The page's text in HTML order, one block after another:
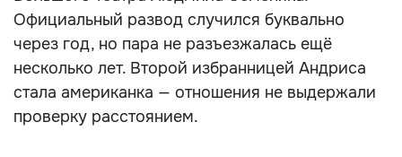
Официальный развод случился буквально
через год, но пара не разъезжалась ещё
несколько лет. Второй избранницей Андриса
стала американка — отношения не выдержали
проверку расстоянием.